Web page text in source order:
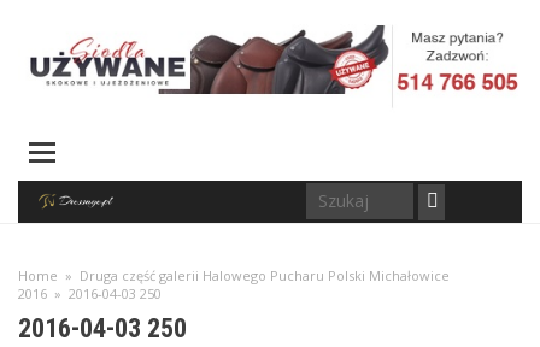
Home » Druga część galerii Halowego Pucharu Polski Michałowice
2016 » 2016-04-03 250
2016-04-03 250